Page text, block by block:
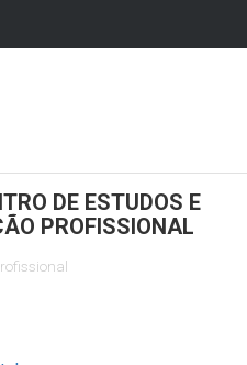
DE ESTUDOS E
PROFISSIONAL